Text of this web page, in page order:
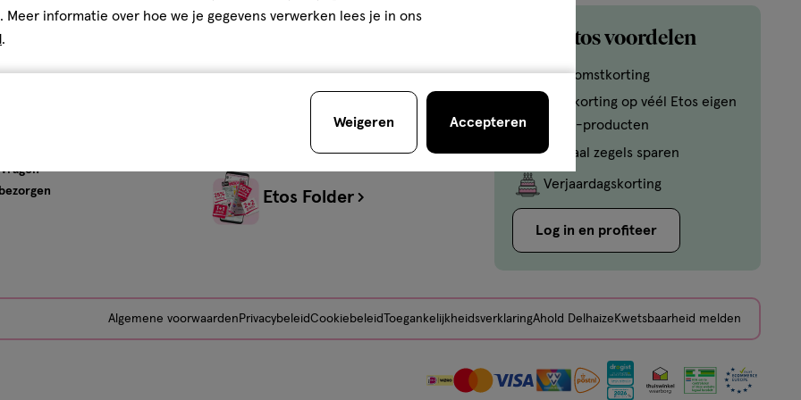
Advies & Inspiratie
Gezondheid
Etos Folder
Mijn Etos voordelen
Welkomstkorting
10% korting op véél Etos eigen
merk-producten
Digitaal zegels sparen
Verjaardagskorting
Log in en profiteer
Algemene voorwaarden PrivacybeleidCookiebeleid ToegankelijkheidsverklaringAhold Delhaize Kwetsbaarheid melden
. Meer informatie over hoe we je gegevens verwerken lees je in ons
.
Weigeren Accepteren